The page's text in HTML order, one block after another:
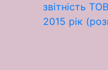
звітність
2015 рік